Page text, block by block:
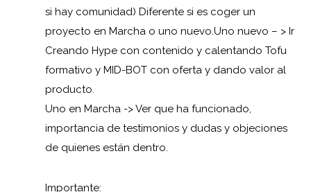
si hay comunidad) Diferente si es coger un
proyecto en Marcha o uno nuevo.Uno nuevo – > Ir
Creando Hype con contenido y calentando Tofu
formativo y MID-BOT con oferta y dando valor al
producto.
Uno en Marcha -> Ver que ha funcionado,
importancia de testimonios y dudas y objeciones
de quienes están dentro.
Importante: